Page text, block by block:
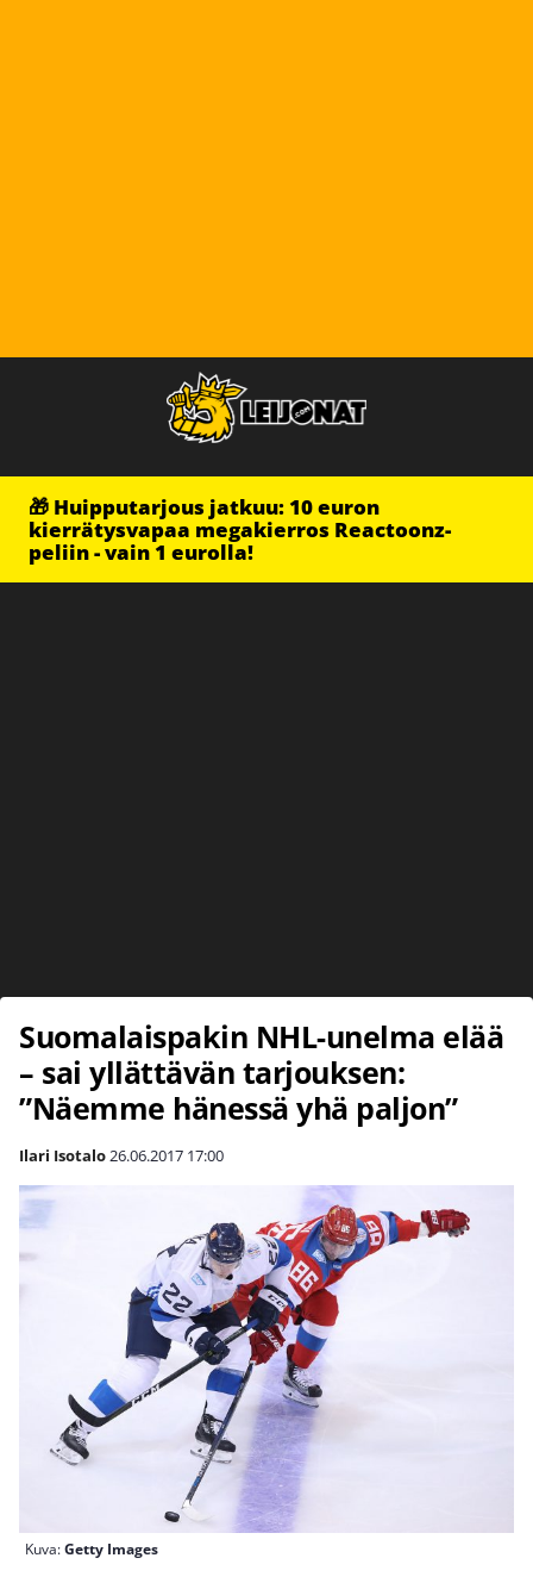
🎁 Huipputarjous jatkuu: 10 euron
kierrätysvapaa megakierros Reactoonz-
peliin - vain 1 eurolla!
Suomalaispakin NHL-unelma elää
– sai yllättävän tarjouksen:
”Näemme hänessä yhä paljon”
Ilari Isotalo26.06.2017 17:00
Kuva:Getty Images